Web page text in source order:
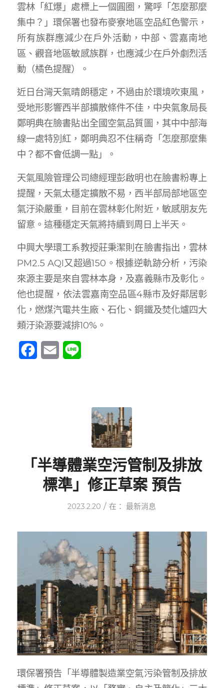
雲林「紅爆」處標上一個圓圈，驚呼「怎麼那麼
集中？」環保署也發布麥寮地區空品紅色警示，
所有族群應減少在戶外活動，中部、雲嘉南地
區、觀音地區敏感族群，也應減少在戶外劇烈活
動（橘色提醒）。
近日台灣天氣晴朗穩定，不過由於環境吹東風，
受地形影響西半部擴散條件不佳，中央氣象局長
鄭明典在臉書貼出全國空氣品質圖，其中中部海
線一處特別紅，鄭明典忍不住稱奇「怎麼那麼集
中？都不會低調一點」。
天氣風險管理公司總經理彭啟明也在臉書粉專上
提醒，天氣太穩定擴散不易，西半部局部地區空
氣汙染嚴重，目前在雲林彰化附近，敏感朋友先
留意。這種穩定天氣將持續到周日上半天。
中興大學環工系教授莊秉潔則在臉書指出，雲林
PM2.5 AQI又超過150。根據逆軌跡分析，汚染
來源主要是來自雲林本身，及嘉義縣市及彰化。
他也提醒，依法雲嘉南空品區4縣市及好鄰居彰
化，燃煤汽電共生廠、石化、鋼鐵及焚化爐四大
類汙染源要減排10%。
Facebook
Email
「半導體業空污管制及排放
標準」修正草案 預告
2023.2.20 / 在： 最新消息
環保署預告「半導體製造業空氣污染管制及排放